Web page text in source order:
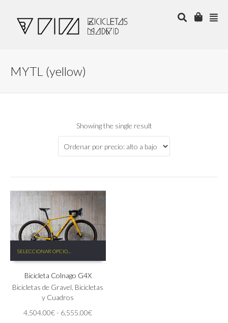
MYTL (yellow)
Showing the single result
SELECCIONAR OPCIONES
producto
múltiples
variantes.
Bicicleta Colnago G4X
Bicicletas de Gravel, Bicicletas
y Cuadros
4,504.00€- 6,555.00€Rango